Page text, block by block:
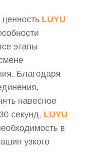
LUYU
этапы
Благодаря
навесное
секунд, LUYU
в
узкого